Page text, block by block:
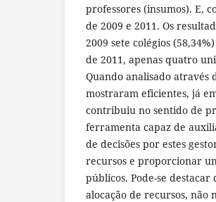
professores (insumos). E,
de 2009 e 2011. Os
2009 sete colégios
de 2011, apenas quatro
Quando analisado através
mostraram eficientes, já
contribuiu no sentido de
ferramenta capaz de
de decisões por estes
recursos e proporcionar
públicos. Pode-se
alocação de recursos, não